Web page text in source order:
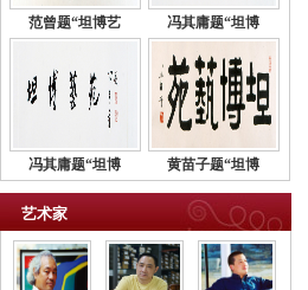
范曾题“坦博艺 冯其庸题“坦博
冯其庸题“坦博 黄苗子题“坦博
艺术家